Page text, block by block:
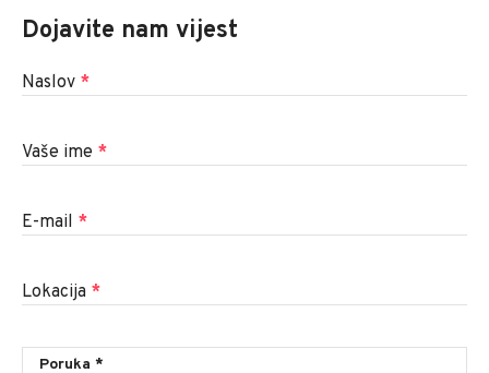
Dojavite nam vijest
Naslov *
Vaše ime *
E-mail *
Lokacija *